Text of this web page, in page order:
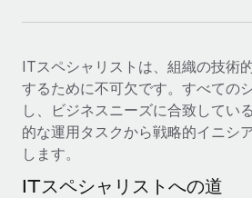
ITスペシャリストは、組織の技術
するために不可欠です。すべての
し、ビジネスニーズに合致してい
的な運用タスクから戦略的イニシ
します。
ITスペシャリストへの道